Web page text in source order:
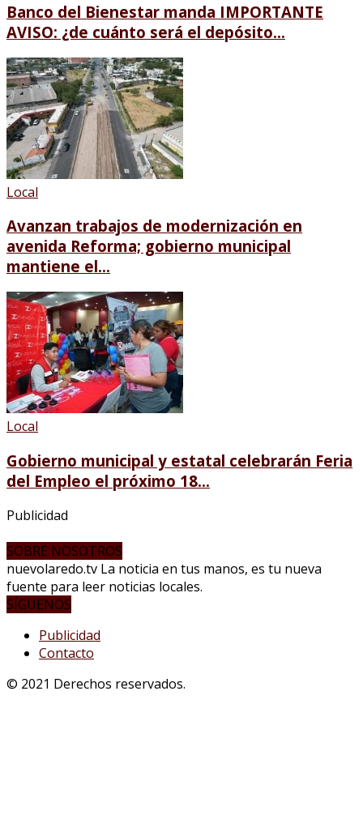
Banco del Bienestar manda IMPORTANTE
AVISO: ¿de cuánto será el depósito...
Local
Avanzan trabajos de modernización en
avenida Reforma; gobierno municipal
mantiene el...
Local
Gobierno municipal y estatal celebrarán Feria
del Empleo el próximo 18...
Publicidad
SOBRE NOSOTROS
nuevolaredo.tv La noticia en tus manos, es tu nueva
fuente para leer noticias locales.
SÍGUENOS
Publicidad
Contacto
© 2021 Derechos reservados.